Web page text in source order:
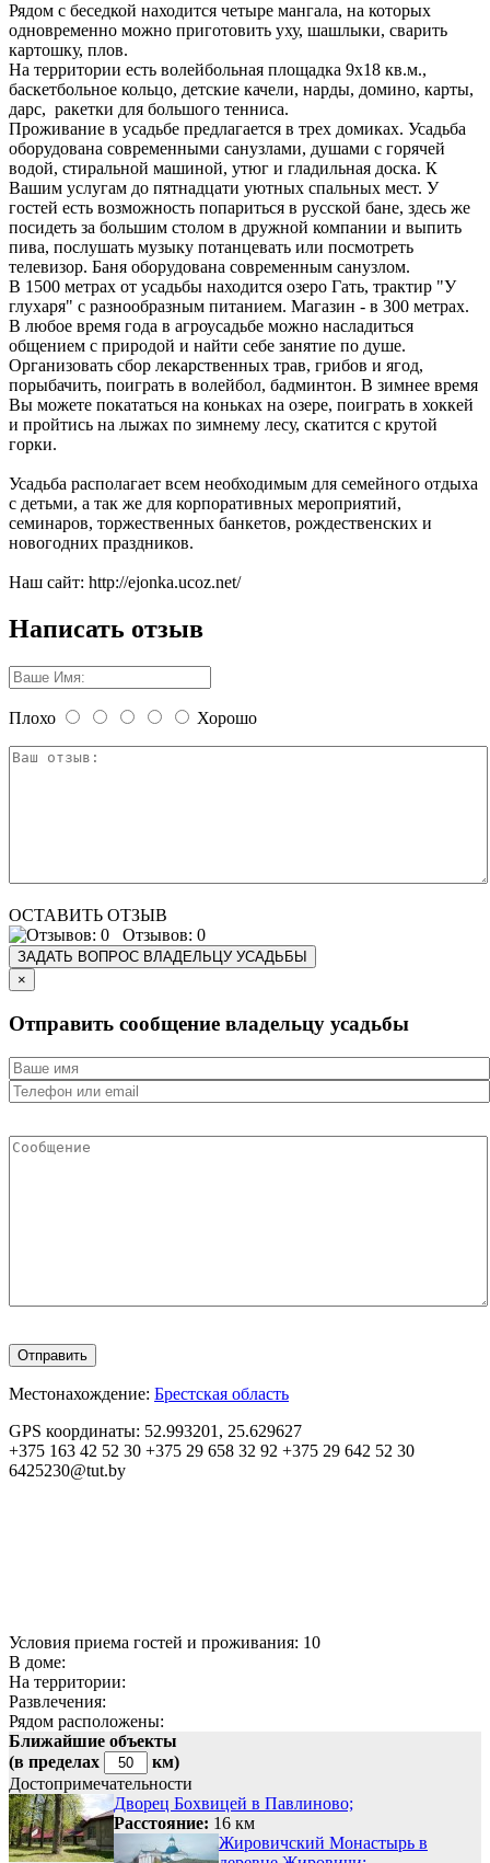
Рядом с беседкой находится четыре мангала, на которых
одновременно можно приготовить уху, шашлыки, сварить
картошку, плов.
На территории есть волейбольная площадка 9х18 кв.м.,
баскетбольное кольцо, детские качели, нарды, домино, карты,
дарс, ракетки для большого тенниса.
Проживание в усадьбе предлагается в трех домиках. Усадьба
оборудована современными санузлами, душами с горячей
водой, стиральной машиной, утюг и гладильная доска. К
Вашим услугам до пятнадцати уютных спальных мест. У
гостей есть возможность попариться в русской бане, здесь же
посидеть за большим столом в дружной компании и выпить
пива, послушать музыку потанцевать или посмотреть
телевизор. Баня оборудована современным санузлом.
В 1500 метрах от усадьбы находится озеро Гать, трактир "У
глухаря" с разнообразным питанием. Магазин - в 300 метрах.
В любое время года в агроусадьбе можно насладиться
общением с природой и найти себе занятие по душе.
Организовать сбор лекарственных трав, грибов и ягод,
порыбачить, поиграть в волейбол, бадминтон. В зимнее время
Вы можете покататься на коньках на озере, поиграть в хоккей
и пройтись на лыжах по зимнему лесу, скатится с крутой
горки.
Усадьба располагает всем необходимым для семейного отдыха
с детьми, а так же для корпоративных мероприятий,
семинаров, торжественных банкетов, рождественских и
новогодних праздников.
Наш сайт: http://ejonka.ucoz.net/
Написать отзыв
Плохо Хорошо
ОСТАВИТЬ ОТЗЫВ
Отзывов: 0
ЗАДАТЬ ВОПРОС ВЛАДЕЛЬЦУ УСАДЬБЫ
×
Отправить сообщение владельцу усадьбы
Местонахождение: Брестская область
GPS координаты: 52.993201, 25.629627
+375 163 42 52 30 +375 29 658 32 92 +375 29 642 52 30
6425230@tut.by
Условия приема гостей и проживания: 10
В доме:
На территории:
Развлечения:
Рядом расположены:
Ближайшие объекты
(в пределах
км)
Достопримечательности
Дворец Бохвицей в Павлиново;
Расстояние: 16 км
Жировичский Монастырь в